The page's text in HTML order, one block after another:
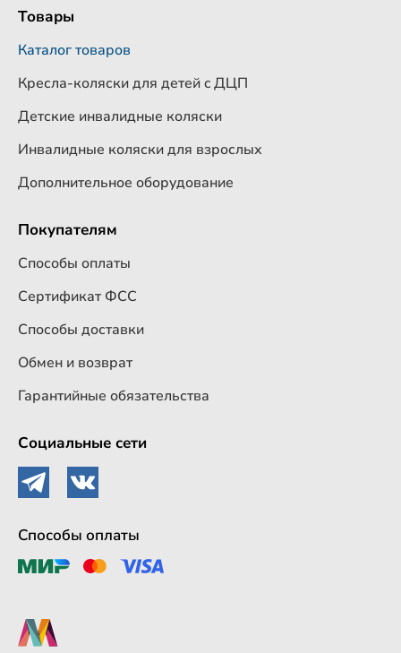
Товары
Каталог товаров
Кресла-коляски для детей c ДЦП
Детские инвалидные коляски
Инвалидные коляски для взрослых
Дополнительное оборудование
Покупателям
Способы оплаты
Сертификат ФСС
Способы доставки
Обмен и возврат
Гарантийные обязательства
Социальные сети
Способы оплаты